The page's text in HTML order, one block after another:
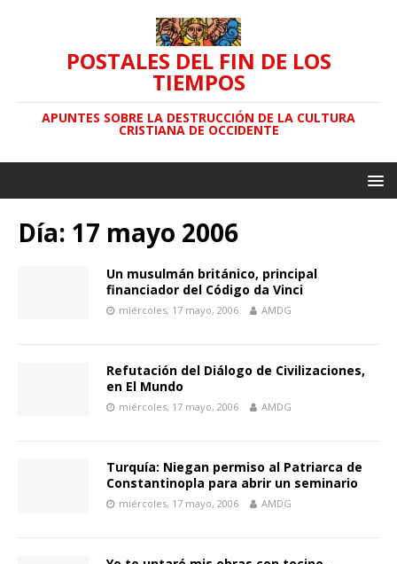
POSTALES DEL FIN DE LOS
TIEMPOS
APUNTES SOBRE LA DESTRUCCIÓN DE LA CULTURA
CRISTIANA DE OCCIDENTE
Día: 17 mayo 2006
Un musulmán británico, principal
financiador del Código da Vinci
miércoles, 17 mayo, 2006 AMDG
Refutación del Diálogo de Civilizaciones,
en El Mundo
miércoles, 17 mayo, 2006 AMDG
Turquía: Niegan permiso al Patriarca de
Constantinopla para abrir un seminario
miércoles, 17 mayo, 2006 AMDG